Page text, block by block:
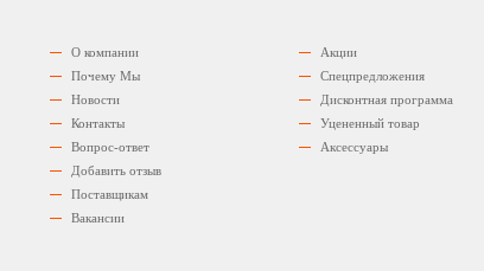
О компании
Почему Мы
Новости
Контакты
Вопрос-ответ
Добавить отзыв
Поставщикам
Вакансии
Акции
Спецпредложения
Дисконтная программа
Уцененный товар
Аксессуары